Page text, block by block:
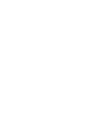
インフルエンサーが実際